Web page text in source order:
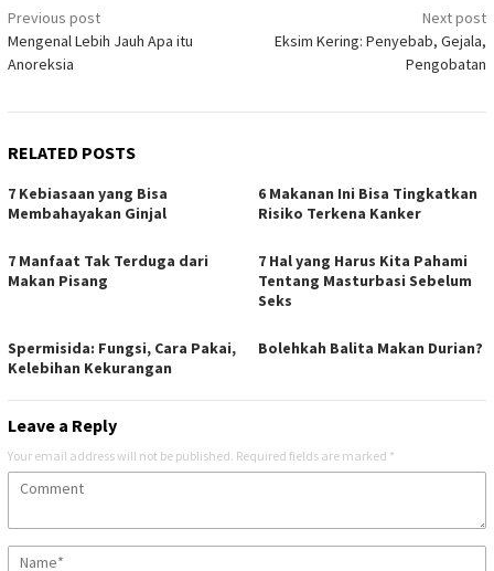
Post
navigation
Previous post
Mengenal Lebih Jauh Apa itu
Anoreksia
Next post
Eksim Kering: Penyebab, Gejala,
Pengobatan
RELATED POSTS
7 Kebiasaan yang Bisa
Membahayakan Ginjal
6 Makanan Ini Bisa Tingkatkan
Risiko Terkena Kanker
7 Manfaat Tak Terduga dari
Makan Pisang
7 Hal yang Harus Kita Pahami
Tentang Masturbasi Sebelum
Seks
Spermisida: Fungsi, Cara Pakai,
Kelebihan Kekurangan
Bolehkah Balita Makan Durian?
Leave a Reply
Your email address will not be published. Required fields are marked *